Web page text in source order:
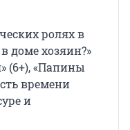
ролях в
доме хозяин?»
(6+), «Папины
времени
и